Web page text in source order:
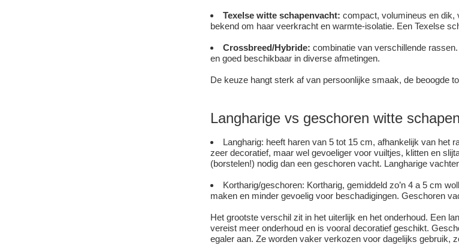
Texelse witte schapenvacht: compact, volumineus en dik,
bekend om haar veerkracht en warmte-isolatie. Een Texelse
Crossbreed/Hybride: combinatie van verschillende
en goed beschikbaar in diverse afmetingen.
De keuze hangt sterk af van persoonlijke smaak, de beoogde
Langharige vs geschoren witte
Langharig: heeft haren van 5 tot 15 cm, afhankelijk van het
zeer decoratief, maar wel gevoeliger voor vuiltjes, klitten en
(borstelen!) nodig dan een geschoren vacht. Langharige
Kortharig/geschoren: Kortharig, gemiddeld zo’n 4 a 5 cm
maken en minder gevoelig voor beschadigingen. Geschoren
Het grootste verschil zit in het uiterlijk en het onderhoud. Een
vereist meer onderhoud en is vooral decoratief geschikt.
egaler aan. Ze worden vaker verkozen voor dagelijks gebruik,